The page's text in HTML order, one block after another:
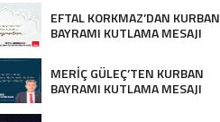
EFTAL KORKMAZ’DAN KURBAN
BAYRAMI KUTLAMA MESAJI
MERİÇ GÜLEÇ’TEN KURBAN
BAYRAMI KUTLAMA MESAJI